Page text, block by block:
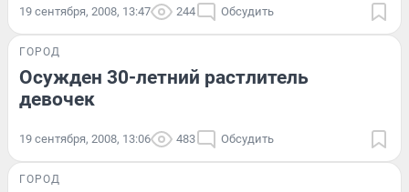
19 сентября, 2008, 13:47 244 Обсудить
ГОРОД
Осужден 30-летний растлитель
девочек
19 сентября, 2008, 13:06 483 Обсудить
ГОРОД